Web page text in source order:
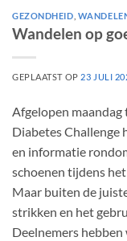
GEZONDHEID
Wandelen op
GEPLAATST OP 23 JULI
Afgelopen
Diabetes Challenge
en informatie
schoenen tijdens
Maar buiten de
strikken en het
Deelnemers